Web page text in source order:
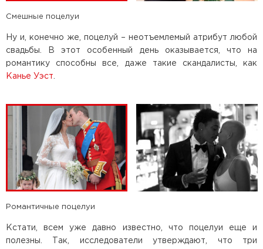
Смешные поцелуи
Ну и, конечно же, поцелуй – неотъемлемый атрибут любой
свадьбы. В этот особенный день оказывается, что на
романтику способны все, даже такие скандалисты, как
Канье Уэст
Романтичные поцелуи
Кстати, всем уже давно известно, что поцелуи еще и
полезны. Так, исследователи утверждают, что три